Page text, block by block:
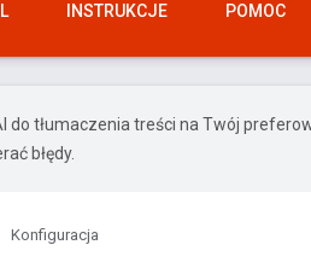
INSTRUKCJE POMOC
do tłumaczenia treści na Twój
błędy.
Konfiguracja